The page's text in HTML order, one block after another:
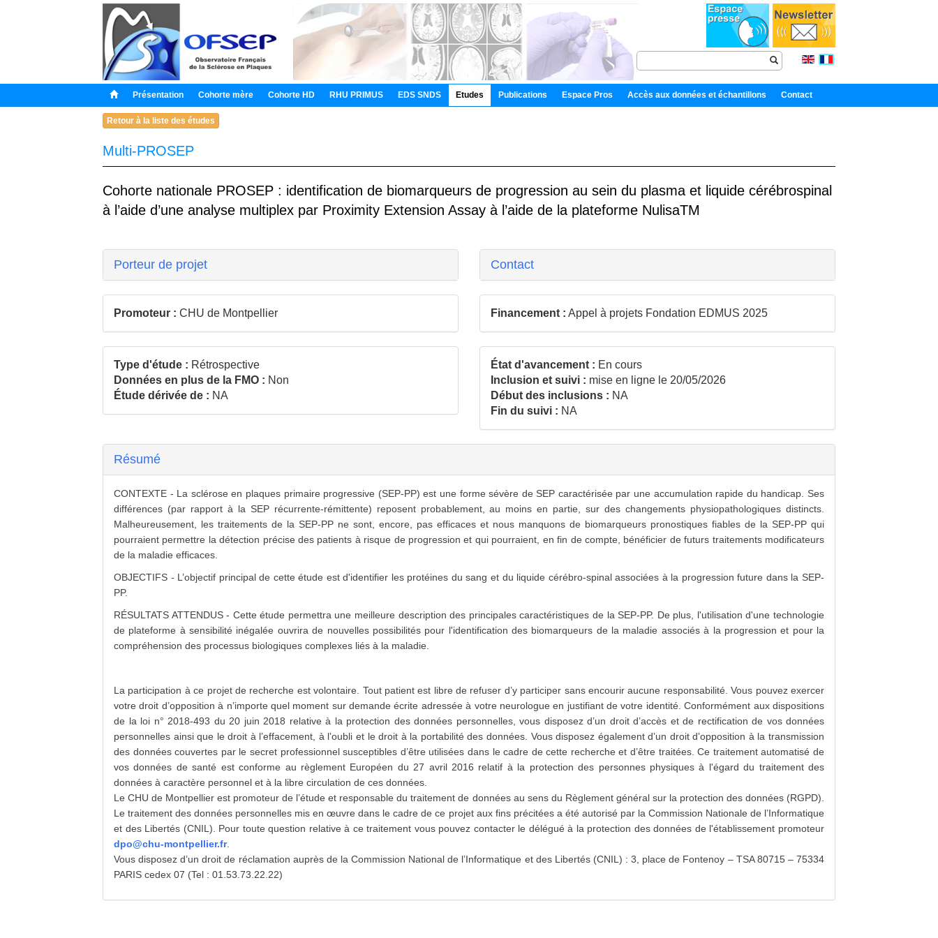
Présentation Cohorte mère Cohorte HD RHU PRIMUS EDS SNDS Etudes Publications Espace Pros Accès aux données et échantillons Contact
Retour à la liste des études
Multi-PROSEP
Cohorte nationale PROSEP : identification de biomarqueurs de progression au sein du plasma et liquide cérébrospinal
à l’aide d’une analyse multiplex par Proximity Extension Assay à l’aide de la plateforme NulisaTM
Porteur de projet Contact
Promoteur : CHU de Montpellier Financement : Appel à projets Fondation EDMUS 2025
Type d'étude : Rétrospective
Données en plus de la FMO : Non
Étude dérivée de : NA
État d'avancement : En cours
Inclusion et suivi : mise en ligne le 20/05/2026
Début des inclusions : NA
Fin du suivi : NA
Résumé
CONTEXTE - La sclérose en plaques primaire progressive (SEP-PP) est une forme sévère de SEP caractérisée par une accumulation rapide du handicap. Ses
différences (par rapport à la SEP récurrente-rémittente) reposent probablement, au moins en partie, sur des changements physiopathologiques distincts.
Malheureusement, les traitements de la SEP-PP ne sont, encore, pas efficaces et nous manquons de biomarqueurs pronostiques fiables de la SEP-PP qui
pourraient permettre la détection précise des patients à risque de progression et qui pourraient, en fin de compte, bénéficier de futurs traitements modificateurs
de la maladie efficaces.
OBJECTIFS - L’objectif principal de cette étude est d'identifier les protéines du sang et du liquide cérébro-spinal associées à la progression future dans la SEP-
PP.
RÉSULTATS ATTENDUS - Cette étude permettra une meilleure description des principales caractéristiques de la SEP-PP. De plus, l'utilisation d'une technologie
de plateforme à sensibilité inégalée ouvrira de nouvelles possibilités pour l'identification des biomarqueurs de la maladie associés à la progression et pour la
compréhension des processus biologiques complexes liés à la maladie.
La participation à ce projet de recherche est volontaire. Tout patient est libre de refuser d’y participer sans encourir aucune responsabilité. Vous pouvez exercer
votre droit d’opposition à n’importe quel moment sur demande écrite adressée à votre neurologue en justifiant de votre identité. Conformément aux dispositions
de la loi n° 2018-493 du 20 juin 2018 relative à la protection des données personnelles, vous disposez d’un droit d’accès et de rectification de vos données
personnelles ainsi que le droit à l’effacement, à l’oubli et le droit à la portabilité des données. Vous disposez également d’un droit d’opposition à la transmission
des données couvertes par le secret professionnel susceptibles d’être utilisées dans le cadre de cette recherche et d’être traitées. Ce traitement automatisé de
vos données de santé est conforme au règlement Européen du 27 avril 2016 relatif à la protection des personnes physiques à l'égard du traitement des
données à caractère personnel et à la libre circulation de ces données.
Le CHU de Montpellier est promoteur de l’étude et responsable du traitement de données au sens du Règlement général sur la protection des données (RGPD).
Le traitement des données personnelles mis en œuvre dans le cadre de ce projet aux fins précitées a été autorisé par la Commission Nationale de l’Informatique
et des Libertés (CNIL). Pour toute question relative à ce traitement vous pouvez contacter le délégué à la protection des données de l'établissement promoteur
dpo@chu-montpellier.fr.
Vous disposez d’un droit de réclamation auprès de la Commission National de l’Informatique et des Libertés (CNIL) : 3, place de Fontenoy – TSA 80715 – 75334
PARIS cedex 07 (Tel : 01.53.73.22.22)